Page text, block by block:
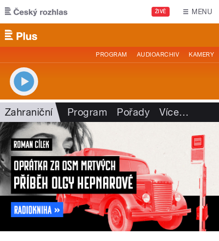
Přejít k hlavnímu obsahu
ŽIVĚ MENU
PROGRAM AUDIOARCHIV KAMERY
Zahraniční Program Pořady Více…